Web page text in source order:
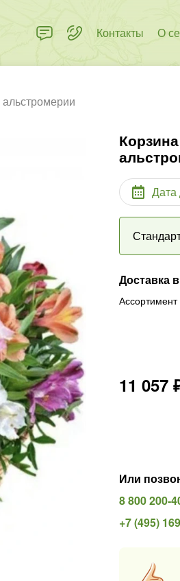
Контакты О
Дата
Доставка
Ассортимент
11 057
Или
8 800 200-
+7 (495)